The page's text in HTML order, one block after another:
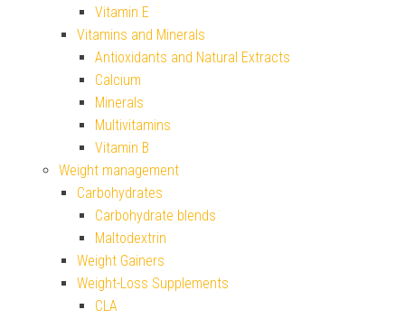
Vitamin E
Vitamins and Minerals
Antioxidants and Natural Extracts
Calcium
Minerals
Multivitamins
Vitamin B
Weight management
Carbohydrates
Carbohydrate blends
Maltodextrin
Weight Gainers
Weight-Loss Supplements
CLA